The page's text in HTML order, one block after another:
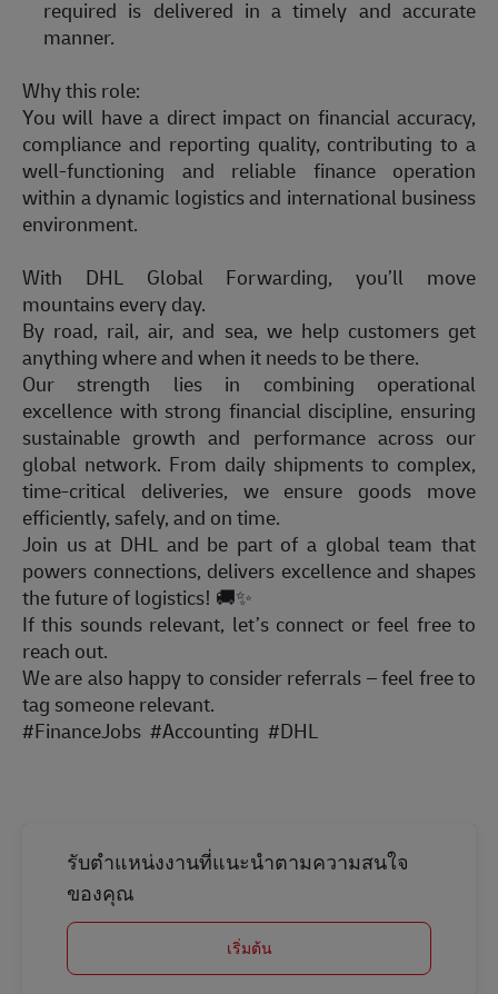
required is delivered in a timely and accurate
manner.
Why this role:
You will have a direct impact on financial accuracy,
compliance and reporting quality, contributing to a
well-functioning and reliable finance operation
within a dynamic logistics and international business
environment.
With DHL Global Forwarding, you’ll move
mountains every day.
By road, rail, air, and sea, we help customers get
anything where and when it needs to be there.
Our strength lies in combining operational
excellence with strong financial discipline, ensuring
sustainable growth and performance across our
global network. From daily shipments to complex,
time-critical deliveries, we ensure goods move
efficiently, safely, and on time.
Join us at DHL and be part of a global team that
powers connections, delivers excellence and shapes
the future of logistics! 🚚✨
If this sounds relevant, let’s connect or feel free to
reach out.
We are also happy to consider referrals – feel free to
tag someone relevant.
#FinanceJobs #Accounting #DHL
รับตำแหน่งงานที่แนะนำตามความสนใจ
ของคุณ
เริ่มต้น